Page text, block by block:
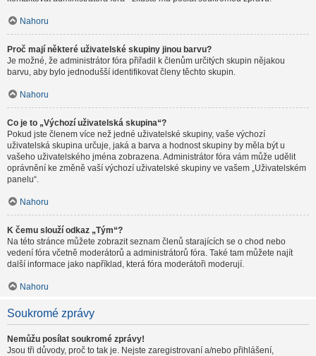
Nahoru
Proč mají některé uživatelské skupiny jinou barvu?
Je možné, že administrátor fóra přiřadil k členům určitých skupin nějakou
barvu, aby bylo jednodušší identifikovat členy těchto skupin.
Nahoru
Co je to „Výchozí uživatelská skupina“?
Pokud jste členem více než jedné uživatelské skupiny, vaše výchozí
uživatelská skupina určuje, jaká a barva a hodnost skupiny by měla být u
vašeho uživatelského jména zobrazena. Administrátor fóra vám může udělit
oprávnění ke změně vaší výchozí uživatelské skupiny ve vašem „Uživatelském
panelu“.
Nahoru
K čemu slouží odkaz „Tým“?
Na této stránce můžete zobrazit seznam členů starajících se o chod nebo
vedení fóra včetně moderátorů a administrátorů fóra. Také tam můžete najít
další informace jako například, která fóra moderátoři moderují.
Nahoru
Soukromé zprávy
Nemůžu posílat soukromé zprávy!
Jsou tři důvody, proč to tak je. Nejste zaregistrovaní a/nebo přihlášení,